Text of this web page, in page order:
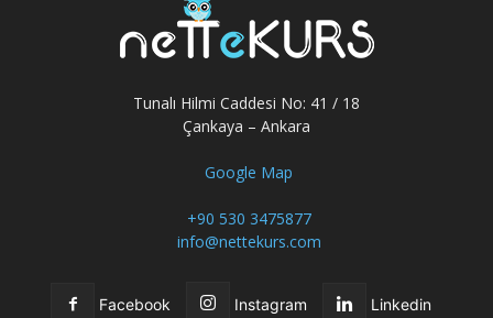
Tunalı Hilmi Caddesi No: 41 / 18
Çankaya – Ankara
Google Map
+90 530 3475877
info@nettekurs.com
Facebook Instagram Linkedin